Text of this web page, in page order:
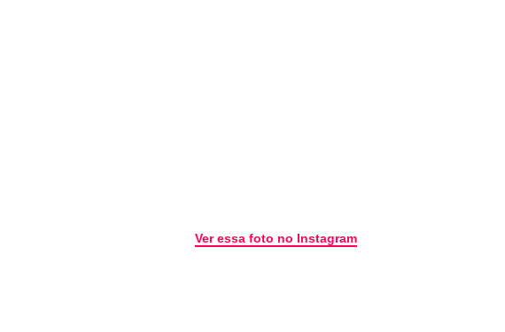
Ver essa foto no Instagram